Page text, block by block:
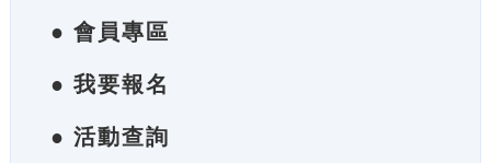
● 會員專區
● 我要報名
● 活動查詢